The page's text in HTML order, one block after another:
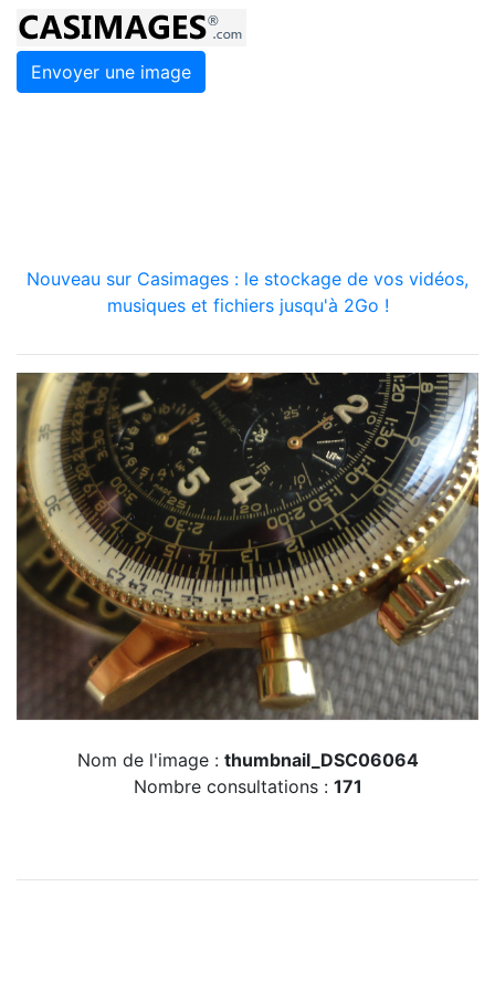
Envoyer une image
Nouveau sur Casimages : le stockage de vos vidéos,
musiques et fichiers jusqu'à 2Go !
Nom de l'image : thumbnail_DSC06064
Nombre consultations : 171